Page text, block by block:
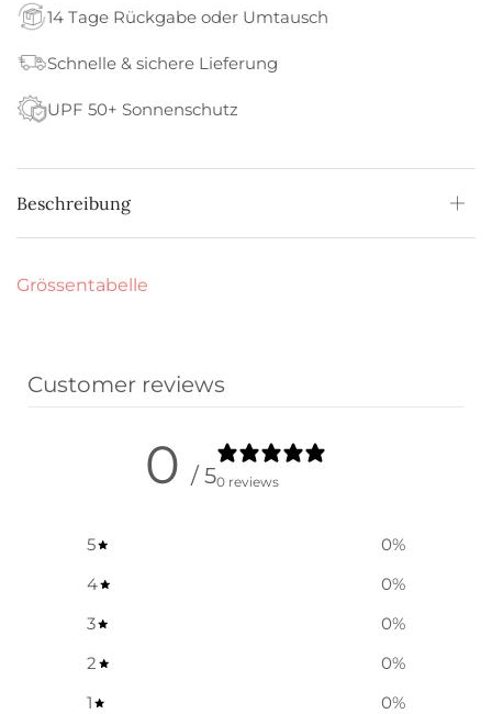
14 Tage Rückgabe oder Umtausch
Schnelle & sichere Lieferung
UPF 50+ Sonnenschutz
Beschreibung
Grössentabelle
Customer reviews
0 / 50 reviews
5 0%
4
0%
3
0%
2
0%
1
0%